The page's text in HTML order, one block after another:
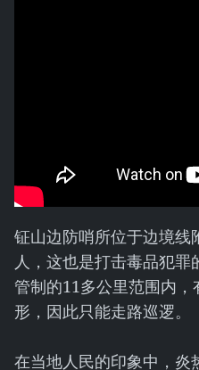
钲山边防哨所位于边境线
人，这也是打击毒品犯
管制的11多公里范围内
形，因此只能走路巡逻。
在当地人民的印象中，炎